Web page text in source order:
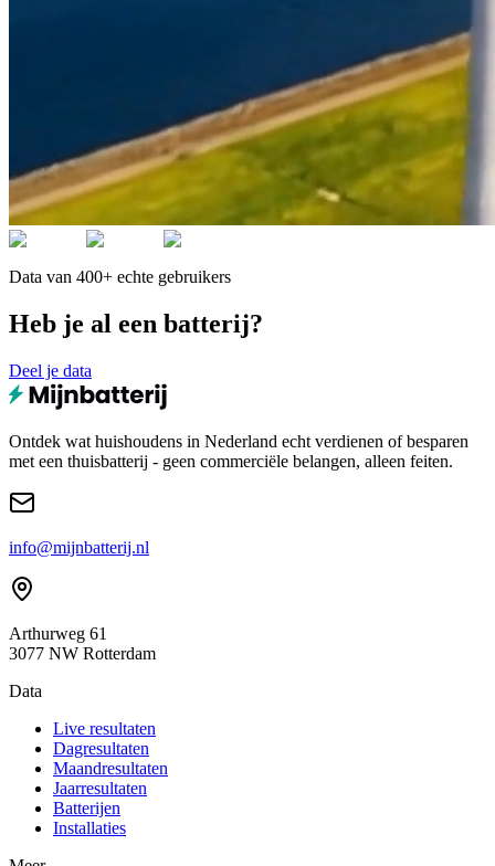
Data van 400+ echte gebruikers
Heb je al een batterij?
Deel je data
Ontdek wat huishoudens in Nederland echt verdienen of besparen
met een thuisbatterij - geen commerciële belangen, alleen feiten.
info@mijnbatterij.nl
Arthurweg 61
3077 NW Rotterdam
Data
Live resultaten
Dagresultaten
Maandresultaten
Jaarresultaten
Batterijen
Installaties